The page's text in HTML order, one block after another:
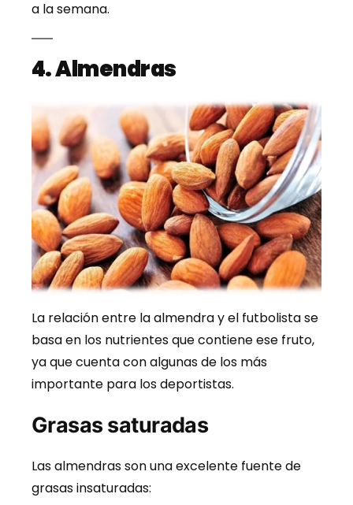
a la semana.
4. Almendras
La relación entre la almendra y el futbolista se
basa en los nutrientes que contiene ese fruto,
ya que cuenta con algunas de los más
importante para los deportistas.
Grasas saturadas
Las almendras son una excelente fuente de
grasas insaturadas: